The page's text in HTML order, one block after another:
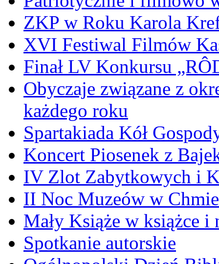
ZKP w Roku Karola
XVI Festiwal Filmów
Finał LV Konkursu
Obyczaje związane z
każdego roku
Spartakiada Kół
Koncert Piosenek z
IV Zlot Zabytkowych i
II Noc Muzeów w
Mały Książe w książce i
Spotkanie autorskie